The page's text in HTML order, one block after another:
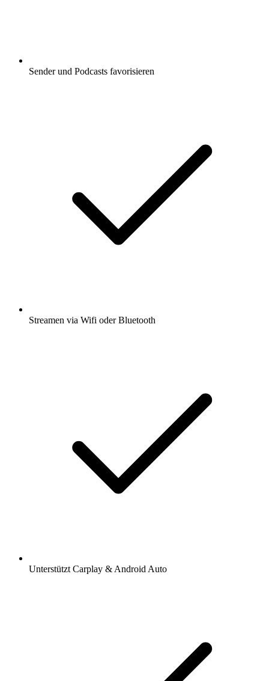
Sender und Podcasts favorisieren
Streamen via Wifi oder Bluetooth
Unterstützt Carplay & Android Auto